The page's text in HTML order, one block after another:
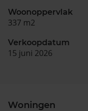
Woonoppervlak
337 m2
Verkoopdatum
15 juni 2026
Woningen